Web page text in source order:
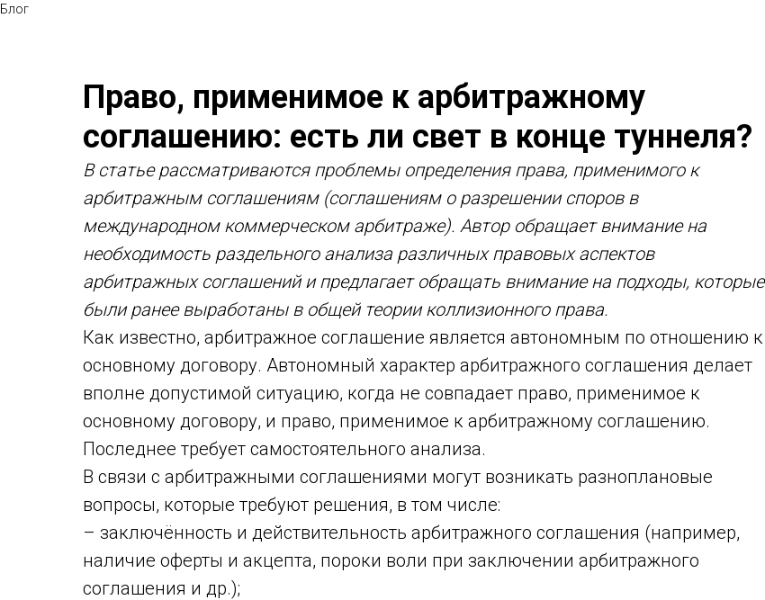
Блог
Право, применимое к арбитражному
соглашению: есть ли свет в конце туннеля?
В статье рассматриваются проблемы определения права, применимого к
арбитражным соглашениям (соглашениям о разрешении споров в
международном коммерческом арбитраже). Автор обращает внимание на
необходимость раздельного анализа различных правовых аспектов
арбитражных соглашений и предлагает обращать внимание на подходы, которые
были ранее выработаны в общей теории коллизионного права.
Как известно, арбитражное соглашение является автономным по отношению к
основному договору. Автономный характер арбитражного соглашения делает
вполне допустимой ситуацию, когда не совпадает право, применимое к
основному договору, и право, применимое к арбитражному соглашению.
Последнее требует самостоятельного анализа.
В связи с арбитражными соглашениями могут возникать разноплановые
вопросы, которые требуют решения, в том числе:
– заключённость и действительность арбитражного соглашения (например,
наличие оферты и акцепта, пороки воли при заключении арбитражного
соглашения и др.);